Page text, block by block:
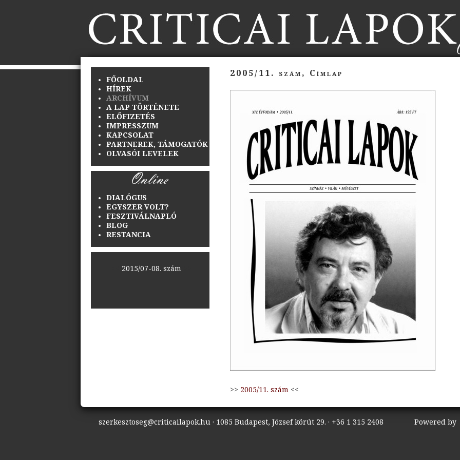
FŐOLDAL
HÍREK
ARCHÍVUM
A LAP TÖRTÉNETE
ELŐFIZETÉS
IMPRESSZUM
KAPCSOLAT
PARTNEREK, TÁMOGATÓK
OLVASÓI LEVELEK
DIALÓGUS
EGYSZER VOLT?
FESZTIVÁLNAPLÓ
BLOG
RESTANCIA
2015/07-08. szám>>
2005/11. szám, Címlap
>> 2005/11. szám <<
szerkesztoseg@criticailapok.hu · 1085 Budapest, József körút 29. · +36 1 315 2408 Powered by